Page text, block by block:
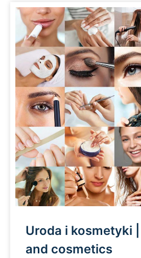
Uroda i kosmetyki
and cosmetics